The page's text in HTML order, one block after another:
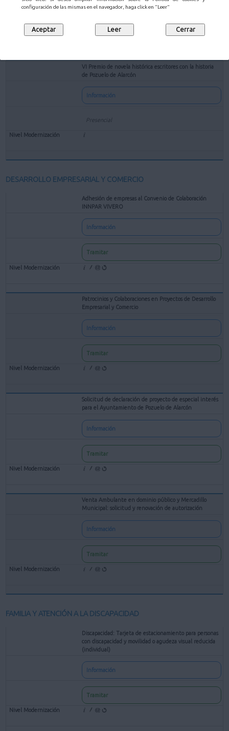
configuración de las mismas en el navegador, haga click en "Leer"
VI Premio de novela histórica escritores con la historia
de Pozuelo de Alarcón
Información
Presencial
DESARROLLO EMPRESARIAL Y COMERCIO
Adhesión de empresas al Convenio de Colaboración
INNPAR VIVERO
Información
Tramitar
Patrocinios y Colaboraciones en Proyectos de Desarrollo
Empresarial y Comercio
Información
Tramitar
Solicitud de declaración de proyecto de especial interés
para el Ayuntamiento de Pozuelo de Alarcón
Información
Tramitar
Venta Ambulante en dominio público y Mercadillo
Municipal: solicitud y renovación de autorización
Información
Tramitar
FAMILIA Y ATENCIÓN A LA DISCAPACIDAD
Discapacidad: Tarjeta de estacionamiento para personas
con discapacidad y movilidad o agudeza visual reducida
(individual)
Información
Tramitar